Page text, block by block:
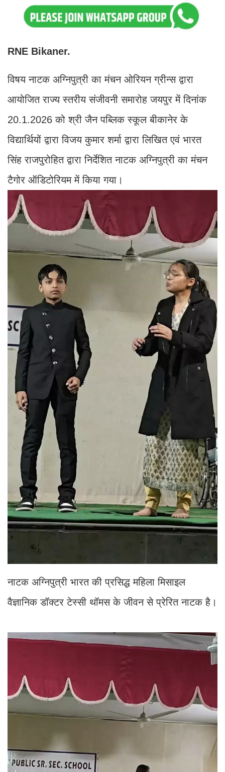
RNE Bikaner.
विषय नाटक अग्निपुत्री का मंचन ओरियन ग्रीन्स द्वारा
आयोजित राज्य स्तरीय संजीवनी समारोह जयपुर में दिनांक
20.1.2026 को श्री जैन पब्लिक स्कूल बीकानेर के
विद्यार्थियों द्वारा विजय कुमार शर्मा द्वारा लिखित एवं भारत
सिंह राजपुरोहित द्वारा निर्देशित नाटक अग्निपुत्री का मंचन
टैगोर ऑडिटोरियम में किया गया।
नाटक अग्निपुत्री भारत की प्रसिद्ध महिला मिसाइल
वैज्ञानिक डॉक्टर टेस्सी थॉमस के जीवन से प्रेरित नाटक है।